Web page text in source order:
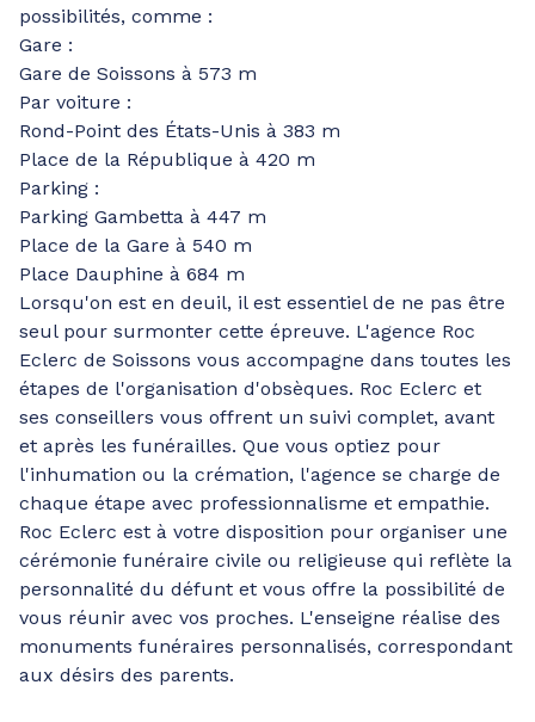
possibilités, comme :
Gare :
Gare de Soissons à 573 m
Par voiture :
Rond-Point des États-Unis à 383 m
Place de la République à 420 m
Parking :
Parking Gambetta à 447 m
Place de la Gare à 540 m
Place Dauphine à 684 m
Lorsqu'on est en deuil, il est essentiel de ne pas être
seul pour surmonter cette épreuve. L'agence Roc
Eclerc de Soissons vous accompagne dans toutes les
étapes de l'organisation d'obsèques. Roc Eclerc et
ses conseillers vous offrent un suivi complet, avant
et après les funérailles. Que vous optiez pour
l'inhumation ou la crémation, l'agence se charge de
chaque étape avec professionnalisme et empathie.
Roc Eclerc est à votre disposition pour organiser une
cérémonie funéraire civile ou religieuse qui reflète la
personnalité du défunt et vous offre la possibilité de
vous réunir avec vos proches. L'enseigne réalise des
monuments funéraires personnalisés, correspondant
aux désirs des parents.